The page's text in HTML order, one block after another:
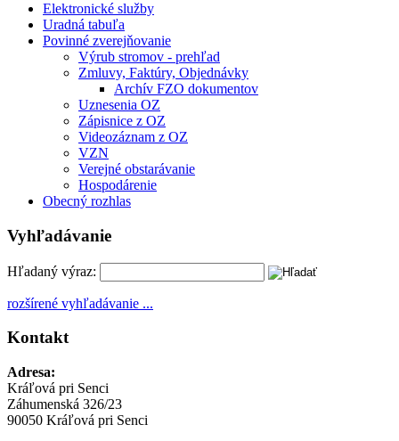
Elektronické služby
Uradná tabuľa
Povinné zverejňovanie
Výrub stromov - prehľad
Zmluvy, Faktúry, Objednávky
Archív FZO dokumentov
Uznesenia OZ
Zápisnice z OZ
Videozáznam z OZ
VZN
Verejné obstarávanie
Hospodárenie
Obecný rozhlas
Vyhľadávanie
Hľadaný výraz:
rozšírené vyhľadávanie ...
Kontakt
Adresa:
Kráľová pri Senci
Záhumenská 326/23
90050 Kráľová pri Senci